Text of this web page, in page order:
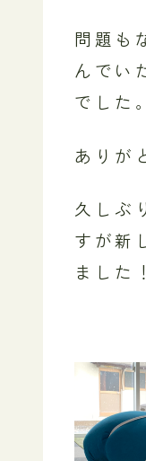
問題も
んでい
でした。
ありが
久しぶ
すが新
ました！